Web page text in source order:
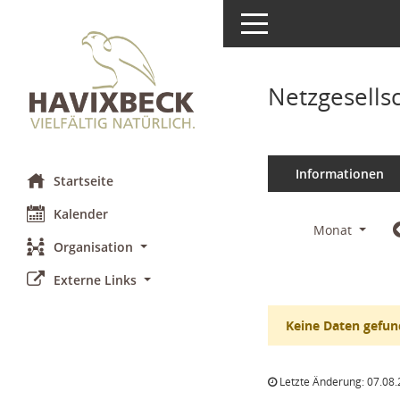
Startseite
Kalender
Organisation
Externe Links
Toggle navigation
Informationen
Monat
Keine Daten
Letzte Änderung: